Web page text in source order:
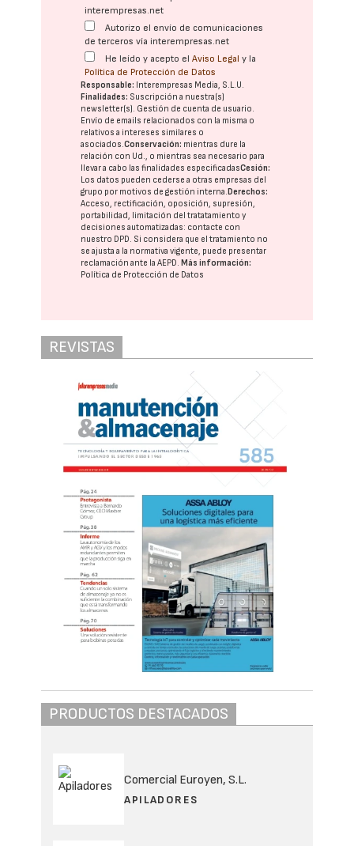
interempresas.net
Autorizo el envío de comunicaciones
de terceros vía interempresas.net
He leído y acepto elAviso Legal y la
Política de Protección de Datos
Responsable: Interempresas Media, S.L.U.
Finalidades: Suscripción a nuestra(s)
newsletter(s). Gestión de cuenta de usuario.
Envío de emails relacionados con la misma o
relativos a intereses similares o
asociados.Conservación: mientras dure la
relación con Ud., o mientras sea necesario para
llevar a cabo las finalidades especificadasCesión:
Los datos pueden cederse a otras empresas del
grupo por motivos de gestión interna.Derechos:
Acceso, rectificación, oposición, supresión,
portabilidad, limitación del tratatamiento y
decisiones automatizadas: contacte con
nuestro DPD . Si considera que el tratamiento no
se ajusta a la normativa vigente, puede presentar
reclamación ante laAEPD .Más información:
Política de Protección de Datos
REVISTAS
PRODUCTOS DESTACADOS
Comercial Euroyen, S.L.
APILADORES